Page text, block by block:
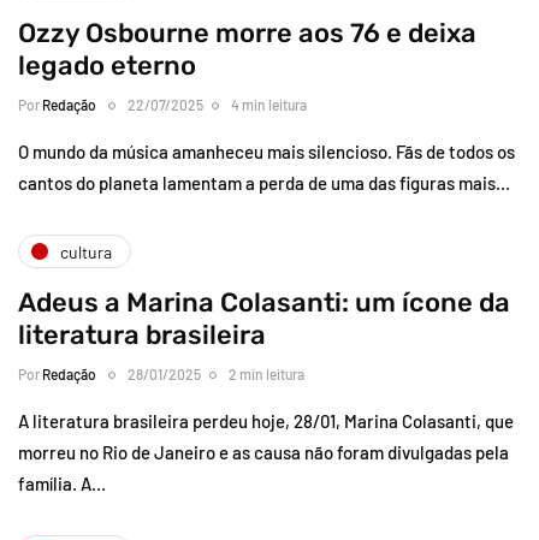
Ozzy Osbourne morre aos 76 e deixa
legado eterno
Por Redação 22/07/2025 4 min leitura
O mundo da música amanheceu mais silencioso. Fãs de todos os
cantos do planeta lamentam a perda de uma das figuras mais…
cultura
Adeus a Marina Colasanti: um ícone da
literatura brasileira
Por Redação 28/01/2025 2 min leitura
A literatura brasileira perdeu hoje, 28/01, Marina Colasanti, que
morreu no Rio de Janeiro e as causa não foram divulgadas pela
família. A…